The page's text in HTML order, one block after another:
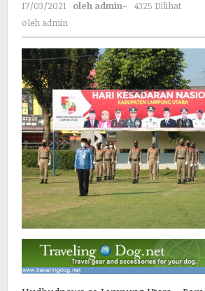
17/03/2021 oleh admin-
4325 Dilihat
oleh admin